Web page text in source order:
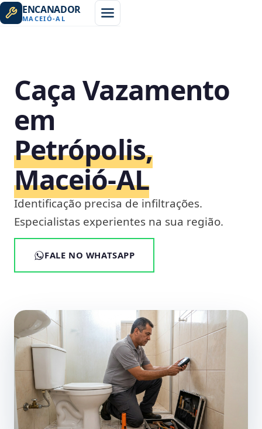
ENCANADOR
MACEIÓ-AL
Caça Vazamento
em
Petrópolis,
Maceió‑AL
Identificação precisa de infiltrações.
Especialistas experientes na sua região.
FALE NO WHATSAPP